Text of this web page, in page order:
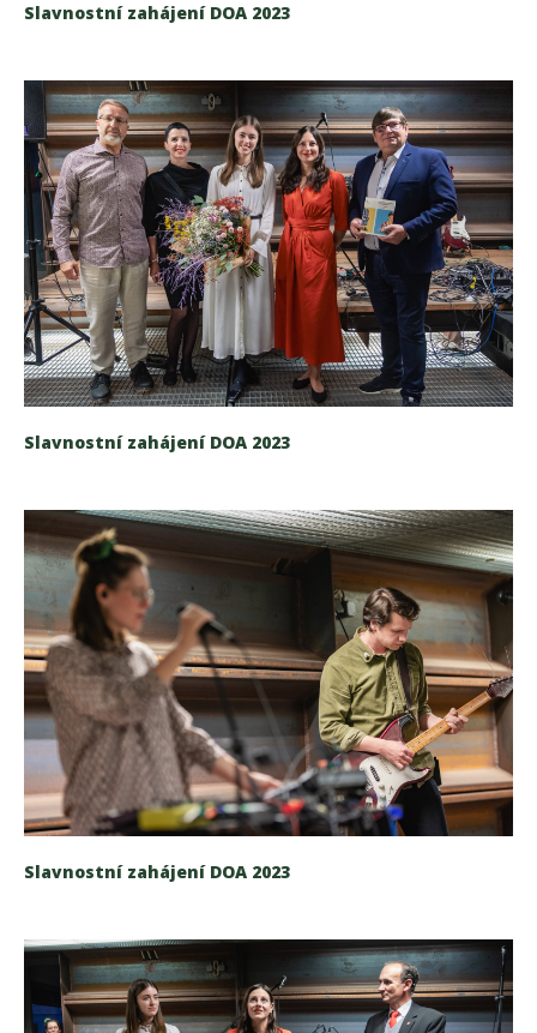
Slavnostní zahájení DOA 2023
Slavnostní zahájení DOA 2023
Slavnostní zahájení DOA 2023